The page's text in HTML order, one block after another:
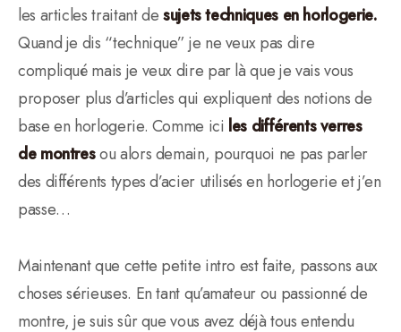
les articles traitant desujets techniques en horlogerie.
Quand je dis “technique” je ne veux pas dire
compliqué mais je veux dire par là que je vais vous
proposer plus d’articles qui expliquent des notions de
base en horlogerie. Comme ici les différents verres
de montresou alors demain, pourquoi ne pas parler
des différents types d’acier utilisés en horlogerie et j’en
passe…
Maintenant que cette petite intro est faite, passons aux
choses sérieuses. En tant qu’amateur ou passionné de
montre, je suis sûr que vous avez déjà tous entendu